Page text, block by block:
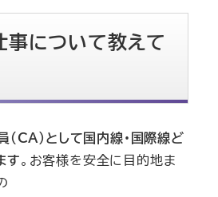
事について教えて
（CA）として国内線・国際線ど
す。お客様を安全に目的地ま